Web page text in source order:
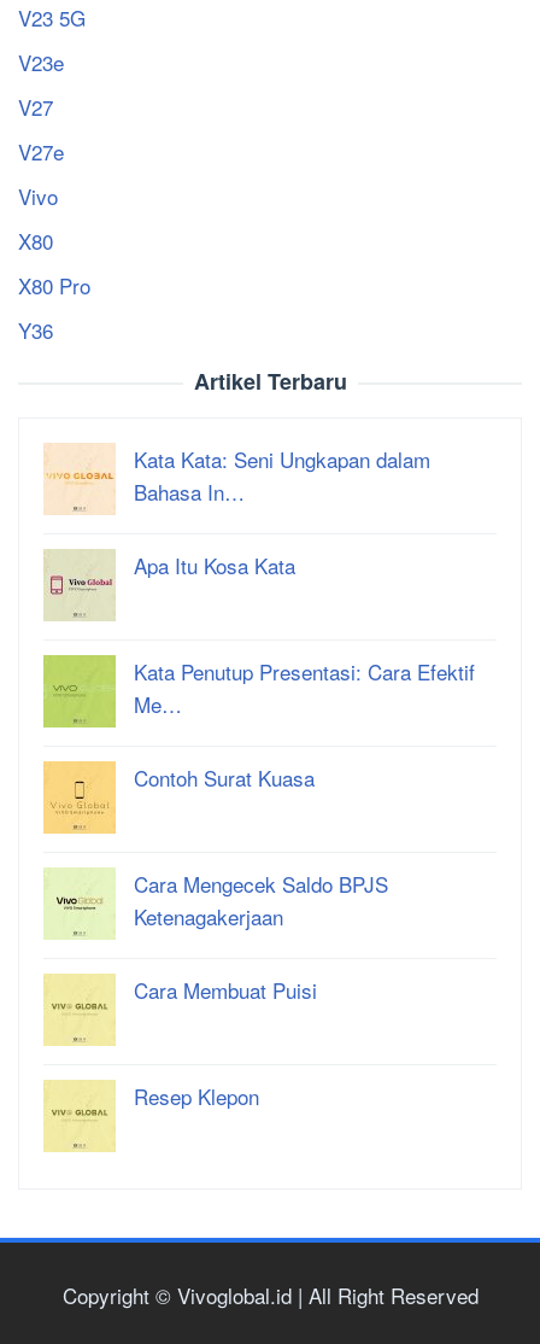
V23 5G
V23e
V27
V27e
Vivo
X80
X80 Pro
Y36
Artikel Terbaru
Kata Kata: Seni Ungkapan dalam
Bahasa In…
Apa Itu Kosa Kata
Kata Penutup Presentasi: Cara Efektif
Me…
Contoh Surat Kuasa
Cara Mengecek Saldo BPJS
Ketenagakerjaan
Cara Membuat Puisi
Resep Klepon
Copyright © Vivoglobal.id | All Right Reserved